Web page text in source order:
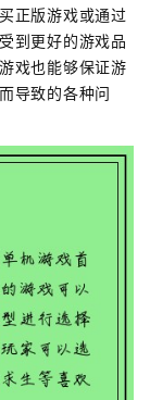
正版游戏或通过
到更好的游戏品
戏也能够保证游
导致的各种问